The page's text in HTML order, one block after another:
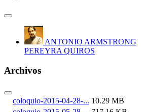
ANTONIO ARMSTRONG
PEREYRA QUIROS
Archivos
coloquio-2015-04-28-... 10.29 MB